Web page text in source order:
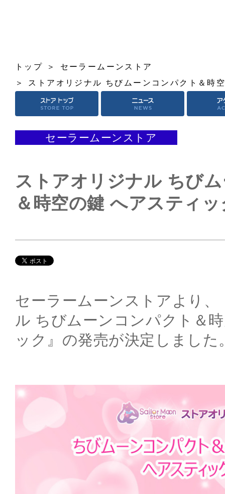
トップ
セーラームーンストア
ストアオリジナル ちびムーンコンパクト＆時
セーラームーンストア
ストアオリジナル ちび
＆時空の鍵 へアスティッ
セーラームーンストアより
ル ちびムーンコンパクト＆
ック』の発売が決定しました